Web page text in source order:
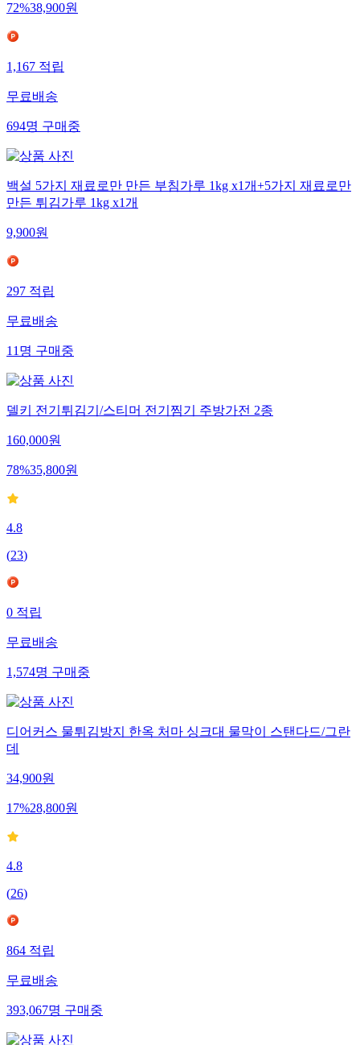
72%38,900원
1,167 적립
무료배송
694명 구매중
백설 5가지 재료로만 만든 부침가루 1kg x1개+5가지 재료로만
만든 튀김가루 1kg x1개
9,900원
297 적립
무료배송
11 명 구매중
델키 전기튀김기/스티머 전기찜기 주방가전 2종
160,000원
78%35,800원
4.8
(23)
0 적립
무료배송
1,574명 구매중
디어커스 물튀김방지 한옥 처마 싱크대 물막이 스탠다드/그란
데
34,900원
17%28,800원
4.8
(26)
864 적립
무료배송
393,067명 구매중